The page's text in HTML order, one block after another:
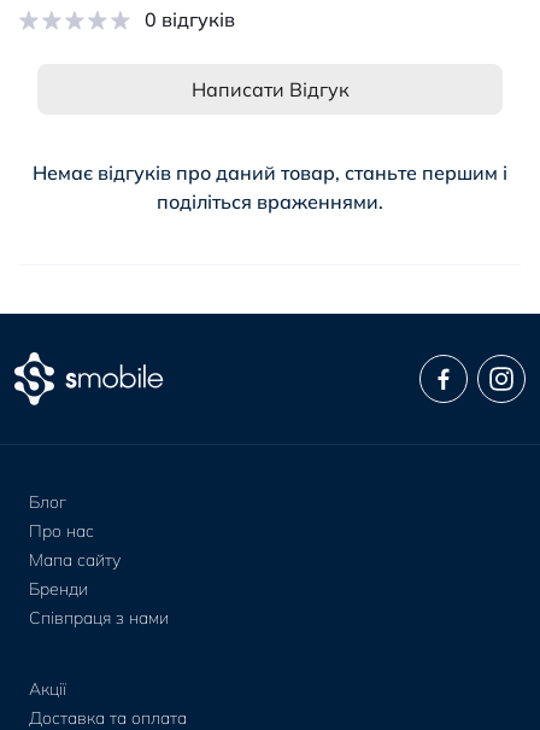
0 відгуків
Написати Відгук
Немає відгуків про даний товар, станьте першим і
поділіться враженнями.
Блог
Про нас
Мапа сайту
Бренди
Співпраця з нами
Акції
Доставка та оплата